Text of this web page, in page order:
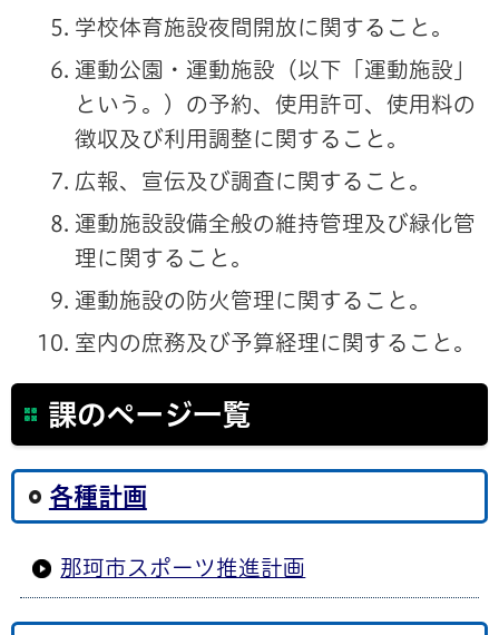
学校体育施設夜間開放に関すること。
運動公園・運動施設（以下「運動施設」
という。）の予約、使用許可、使用料の
徴収及び利用調整に関すること。
広報、宣伝及び調査に関すること。
運動施設設備全般の維持管理及び緑化管
理に関すること。
運動施設の防火管理に関すること。
室内の庶務及び予算経理に関すること。
課のページ一覧
各種計画
那珂市スポーツ推進計画